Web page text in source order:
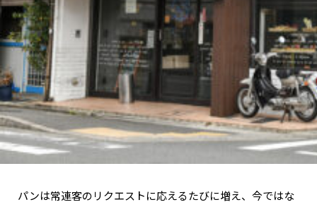
パンは常連客のリクエストに応えるたびに増え、今ではな